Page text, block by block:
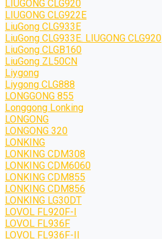
LIUGONG CLG920
LIUGONG CLG922E
LiuGong CLG933E
LiuGong CLG933E. LIUGONG CLG920
LiuGong CLGB160
LiuGong ZL50CN
Liygong
Liygong CLG888
LONGGONG 855
Longgong Lonking
LONGONG
LONGONG 320
LONKING
LONKING CDM308
LONKING CDM6060
LONKING CDM855
LONKING CDM856
LONKING LG30DT
LOVOL FL920F-I
LOVOL FL936F
LOVOL FL936F-II